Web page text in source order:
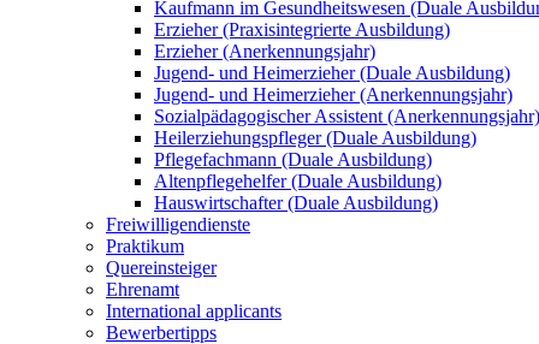
Kaufmann im Gesundheitswesen (Duale
Erzieher (Praxisintegrierte Ausbildung)
Erzieher (Anerkennungsjahr)
Jugend- und Heimerzieher (Duale Ausbildung)
Jugend- und Heimerzieher (Anerkennungsjahr)
Sozialpädagogischer Assistent (Anerkennungsjahr)
Heilerziehungspfleger (Duale Ausbildung)
Pflegefachmann (Duale Ausbildung)
Altenpflegehelfer (Duale Ausbildung)
Hauswirtschafter (Duale Ausbildung)
Freiwilligendienste
Praktikum
Quereinsteiger
Ehrenamt
International applicants
Bewerbertipps